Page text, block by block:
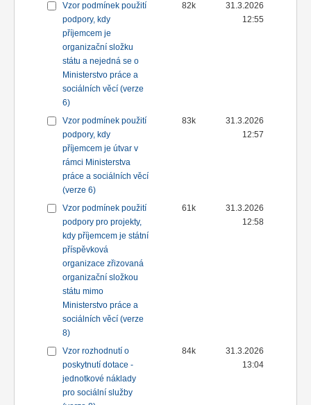
Vzor podmínek použití
podpory, kdy
příjemcem je
organizační složku
státu a nejedná se o
Ministerstvo práce a
sociálních věcí (verze
6)
82k
31.3.2026
12:55
Vzor podmínek použití
podpory, kdy
příjemcem je útvar v
rámci Ministerstva
práce a sociálních věcí
(verze 6)
83k
31.3.2026
12:57
Vzor podmínek použití
podpory pro projekty,
kdy příjemcem je státní
příspěvková
organizace zřizovaná
organizační složkou
státu mimo
Ministerstvo práce a
sociálních věcí (verze
8)
61k
31.3.2026
12:58
Vzor rozhodnutí o
poskytnutí dotace -
jednotkové náklady
pro sociální služby
84k
31.3.2026
13:04